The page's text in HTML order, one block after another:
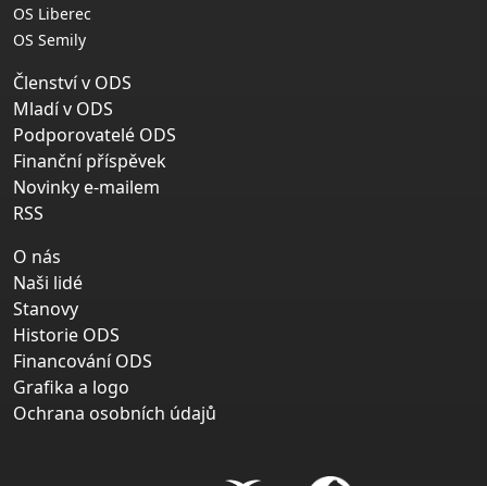
OS Liberec
OS Semily
Členství v ODS
Mladí v ODS
Podporovatelé ODS
Finanční příspěvek
Novinky e-mailem
RSS
O nás
Naši lidé
Stanovy
Historie ODS
Financování ODS
Grafika a logo
Ochrana osobních údajů